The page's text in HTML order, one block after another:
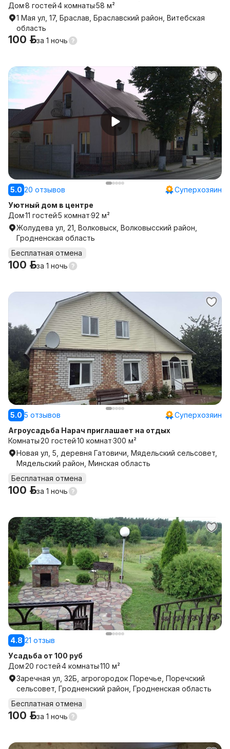
Дом8 гостей4 комнаты58 м²
1 Мая ул, 17, Браслав, Браславский район, Витебская
область
100 р.за 1 ночь
5.0 20 отзывов
Суперхозяин
Уютный дом в центре
Дом11 гостей5 комнат92 м²
Жолудева ул, 21, Волковыск, Волковысский район,
Гродненская область
Бесплатная отмена
100 р.за 1 ночь
5.0 5 отзывов
Суперхозяин
Агроусадьба Нарач приглашает на отдых
Комнаты20 гостей10 комнат300 м²
Новая ул, 5, деревня Гатовичи, Мядельский сельсовет,
Мядельский район, Минская область
Бесплатная отмена
100 р.за 1 ночь
4.8 21 отзыв
Усадьба от 100 руб
Дом20 гостей4 комнаты110 м²
Заречная ул, 32Б, агрогородок Поречье, Поречский
сельсовет, Гродненский район, Гродненская область
Бесплатная отмена
100 р.за 1 ночь